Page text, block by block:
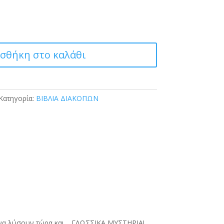
στο καλάθι
ΒΙΒΛΙΑ ΔΙΑΚΟΠΩΝ